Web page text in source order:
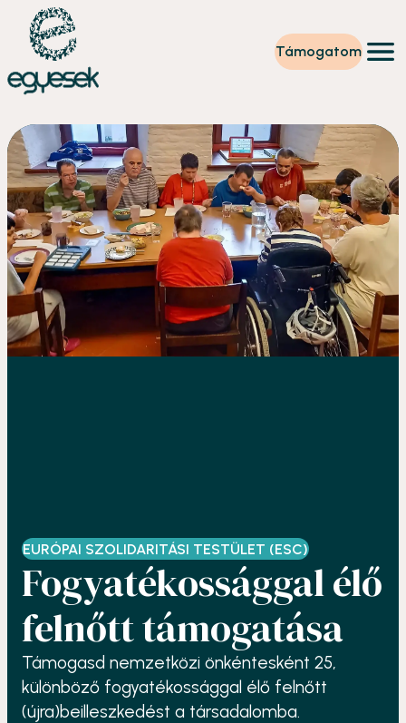
Támogatom
Képzések
Önkéntesség
Szintet lépek
Tevékenységeink
Rólunk
Partnerek
Adományzóna
Hírek
HU
EURÓPAI SZOLIDARITÁSI TESTÜLET (ESC)
Fogyatékossággal élő
felnőtt támogatása
Támogasd nemzetközi önkéntesként 25,
különböző fogyatékossággal élő felnőtt
(újra)beilleszkedést a társadalomba.